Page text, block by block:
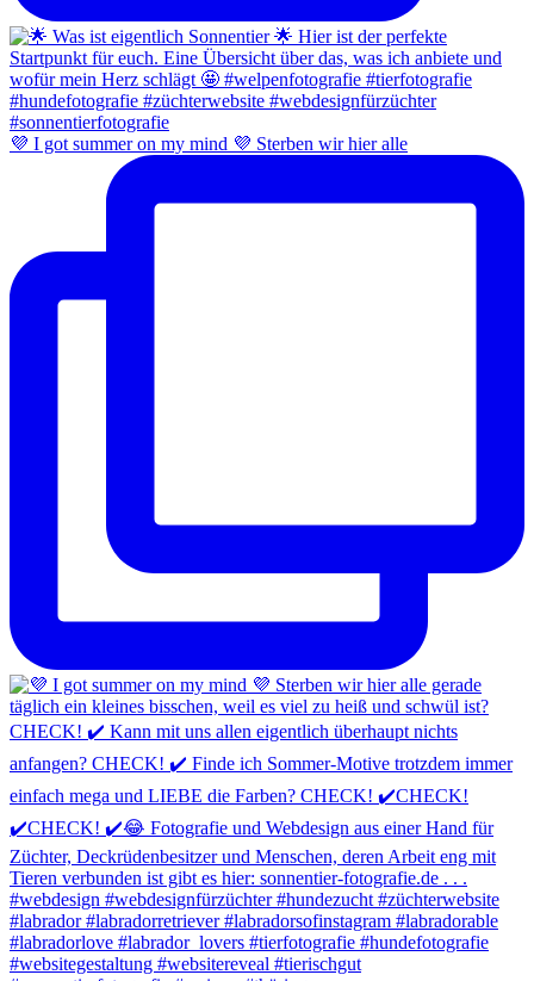
💜 I got summer on my mind 💜 Sterben wir hier alle